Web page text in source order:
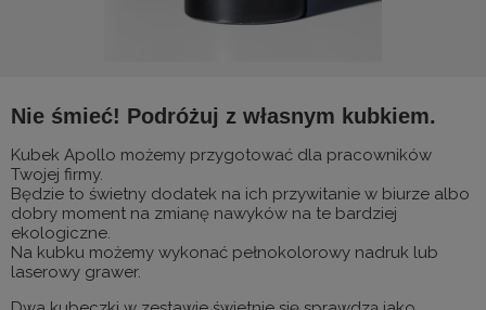
Nie śmieć! Podróżuj z własnym kubkiem.
Kubek Apollo możemy przygotować dla pracowników
Twojej firmy.
Będzie to świetny dodatek na ich przywitanie w biurze albo
dobry moment na zmianę nawyków na te bardziej
ekologiczne.
Na kubku możemy wykonać pełnokolorowy nadruk lub
laserowy grawer.